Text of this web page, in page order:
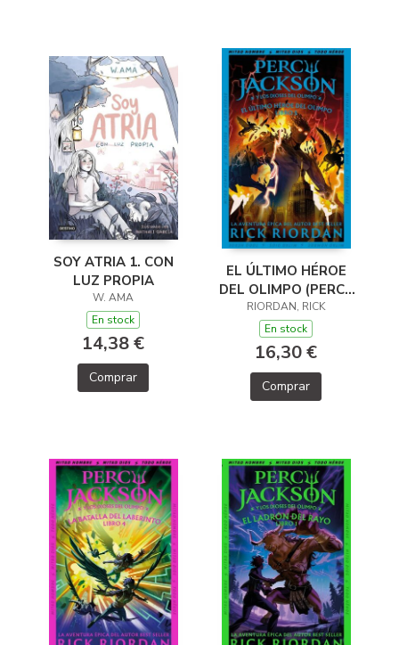
SOY ATRIA 1. CON
LUZ PROPIA
W. AMA
En stock
14,38 €
Comprar
EL ÚLTIMO HÉROE
DEL OLIMPO (PERCY
JACKSON Y LOS
DIOSES DEL OLIMPO
5)
RIORDAN, RICK
En stock
16,30 €
Comprar